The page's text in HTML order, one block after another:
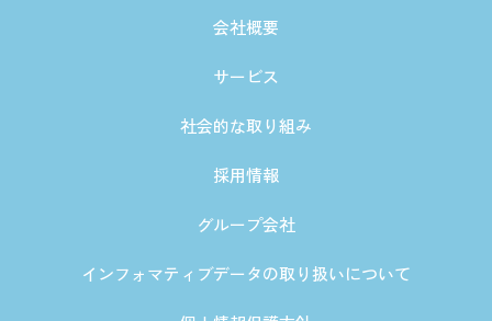
会社概要
サービス
社会的な取り組み
採用情報
グループ会社
インフォマティブデータの取り扱いについて